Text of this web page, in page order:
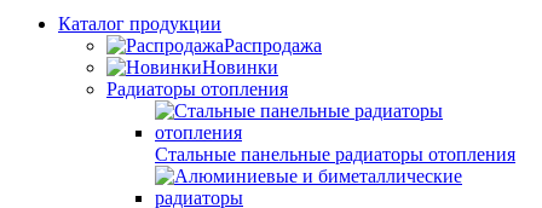
Каталог продукции
Распродажа
Новинки
Радиаторы отопления
Стальные панельные радиаторы отопления